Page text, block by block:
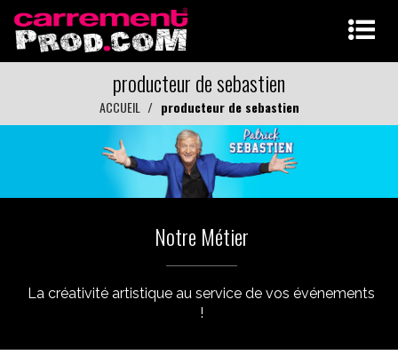
producteur de sebastien
ACCUEIL producteur de sebastien
Notre Métier
La créativité artistique au service de vos événements
!